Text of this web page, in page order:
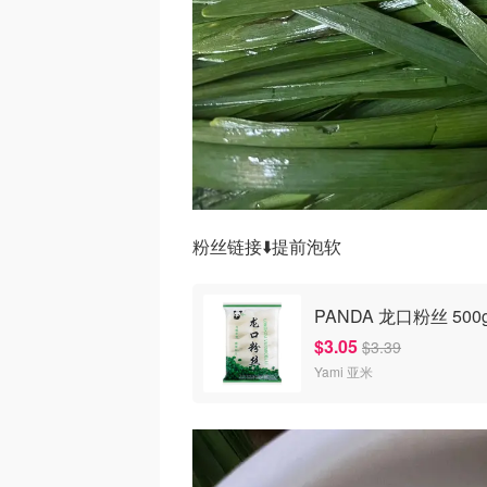
粉丝链接⬇️提前泡软
PANDA 龙口粉丝
$3.05 $3.39
Yami 亚米